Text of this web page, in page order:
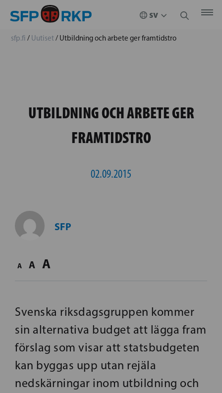
sfp.fi / Uutiset/ Utbildning och arbete ger framtidstro
UTBILDNING OCH ARBETE GER
FRAMTIDSTRO
02.09.2015
SFP
A A A
Svenska riksdagsgruppen kommer
sin alternativa budget att lägga fram
förslag som visar att statsbudgeten
kan byggas upp utan rejäla
nedskärningar inom utbildning och